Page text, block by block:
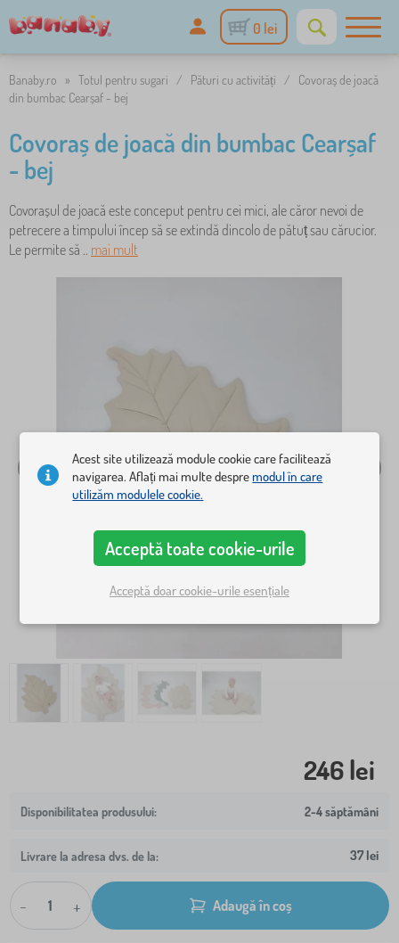
0 lei
Banaby.ro » Totul pentru sugari / Pături cu activități /
Covoraș de joacă
din bumbac Cearșaf - bej
Covoraș de joacă din bumbac Cearșaf
- bej
Covorașul de joacă este conceput pentru cei mici, ale căror nevoi de
petrecere a timpului încep să se extindă dincolo de pătuț sau cărucior.
Le permite să .. mai mult
246 lei
2-4 săptămâni
Livrare la adresa dvs. de la: 37 lei
- + Adaugă în coș
Acest site utilizează module cookie care facilitează
navigarea. Aflați mai multe despremodul în care
utilizăm modulele cookie.
Acceptă toate cookie-urile
Acceptă doar cookie-urile esențiale